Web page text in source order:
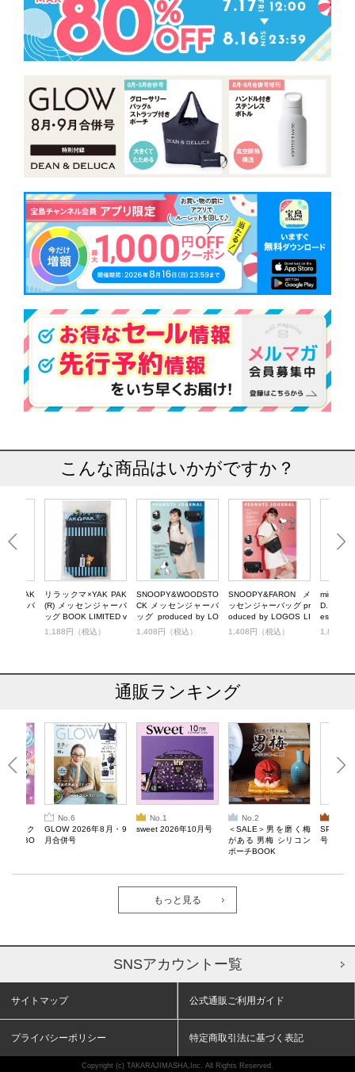
こんな商品はいかがですか？
PAK
ャーバ
リラックマ×YAK PAK
(R) メッセンジャーバ
ッグ BOOK LIMITED v
er.
1,188円（税込）
SNOOPY&WOODSTO
CK メッセンジャーバ
ッグ produced by LO
GOS LIMITED BOOK
1,408円（税込）
SNOOPY&FARON メ
ッセンジャーバッグ pr
oduced by LOGOS LI
MITED BOOK
1,408円（税込）
mini特別
D.
1,848円
通販ランキング
るスク
ぷにBO
No.6
GLOW 2026年8月・9
月合併号
No.1
sweet 2026年10月号
No.2
＜SALE＞男を磨く梅
がある 男梅 シリコン
ポーチBOOK
号
もっと見る
SNSアカウントー覧
サイトマップ 公式通販ご利用ガイド
プライバシーポリシー 特定商取引法に基づく表記
Copyright (c) TAKARAJIMASHA,Inc. All Rights Reserved.